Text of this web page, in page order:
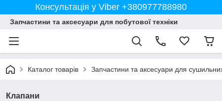
Консультація у Viber +380977788980
Запчастини та аксесуари для побутової техніки
Каталог товарів Запчастини та аксесуари для
Клапани